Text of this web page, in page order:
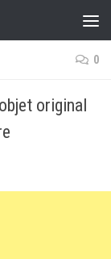
0
original